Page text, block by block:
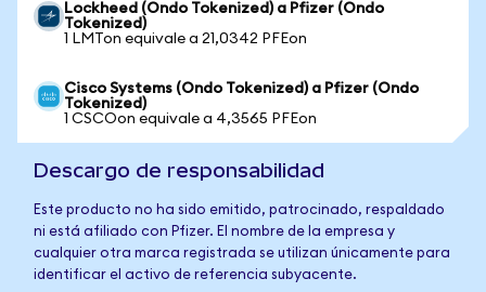
Lockheed (Ondo Tokenized) a Pfizer (Ondo
Tokenized)
1 LMTon equivale a 21,0342 PFEon
Cisco Systems (Ondo Tokenized) a Pfizer (Ondo
Tokenized)
1 CSCOon equivale a 4,3565 PFEon
Descargo de responsabilidad
Este producto no ha sido emitido, patrocinado, respaldado
ni está afiliado con Pfizer. El nombre de la empresa y
cualquier otra marca registrada se utilizan únicamente para
identificar el activo de referencia subyacente.